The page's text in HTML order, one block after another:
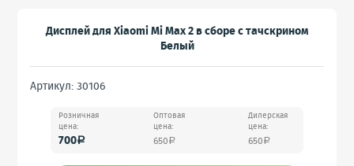
Дисплей для Xiaomi Mi Max 2 в сборе с тачскрином
Белый
Артикул: 30106
Розничная
цена:
700a
Оптовая
цена:
650 a
Дилерская
цена:
650 a